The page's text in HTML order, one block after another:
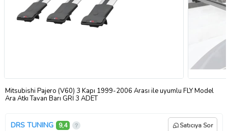
Mitsubishi Pajero (V60) 3 Kapı 1999-2006 Arası ile uyumlu FLY Model
Ara Atkı Tavan Barı GRİ 3 ADET
DRS TUNING 9,4 Satıcıya Sor